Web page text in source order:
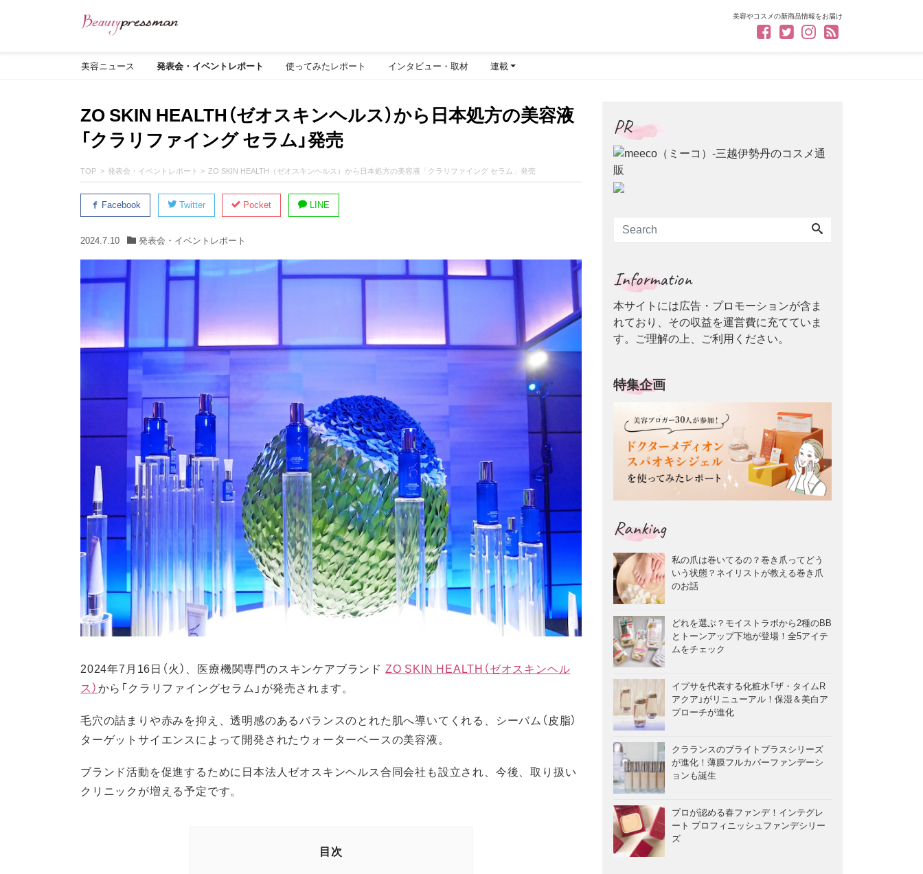
美容やコスメの新商品情報をお届け
美容ニュース 発表会・イベントレポート 使ってみたレポート インタビュー・取材 連載
ZO SKIN HEALTH（ゼオスキンヘルス）から日本処方の美容液
「クラリファイング セラム」発売
TOP 発表会・イベントレポート ZO SKIN HEALTH（ゼオスキンヘルス）から日本処方の美容液「クラリファイング セラム」発売
Facebook Twitter Pocket LINE
2024.7.10 発表会・イベントレポート
2024年7月16日（火）、医療機関専門のスキンケアブランド ZO SKIN HEALTH（ゼオスキンヘル
ス）から「クラリファイングセラム」が発売されます。
毛穴の詰まりや赤みを抑え、透明感のあるバランスのとれた肌へ導いてくれる、シーバム（皮脂）
ターゲットサイエンスによって開発されたウォーターベースの美容液。
ブランド活動を促進するために日本法人ゼオスキンヘルス合同会社も設立され、今後、取り扱い
クリニックが増える予定です。
目次
PR
Information
本サイトには広告・プロモーションが含ま
れており、その収益を運営費に充てていま
す。ご理解の上、ご利用ください。
特集企画
Ranking
私の爪は巻いてるの？巻き爪ってどう
いう状態？ネイリストが教える巻き爪
のお話
どれを選ぶ？モイストラボから2種のBB
とトーンアップ下地が登場！全5アイテ
ムをチェック
イプサを代表する化粧水「ザ・タイムR
アクア」がリニューアル！保湿＆美白ア
プローチが進化
クラランスのブライトプラスシリーズ
が進化！薄膜フルカバーファンデーシ
ョンも誕生
プロが認める春ファンデ！インテグレ
ート プロフィニッシュファンデシリー
ズ